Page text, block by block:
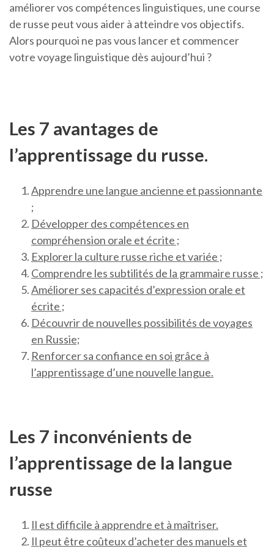
améliorer vos compétences linguistiques, une course
de russe peut vous aider à atteindre vos objectifs.
Alors pourquoi ne pas vous lancer et commencer
votre voyage linguistique dès aujourd’hui ?
Les 7 avantages de
l’apprentissage du russe.
Apprendre une langue ancienne et passionnante
;
Développer des compétences en
compréhension orale et écrite ;
Explorer la culture russe riche et variée ;
Comprendre les subtilités de la grammaire russe ;
Améliorer ses capacités d’expression orale et
écrite ;
Découvrir de nouvelles possibilités de voyages
en Russie;
Renforcer sa confiance en soi grâce à
l’apprentissage d’une nouvelle langue.
Les 7 inconvénients de
l’apprentissage de la langue
russe
Il est difficile à apprendre et à maîtriser.
Il peut être coûteux d’acheter des manuels et